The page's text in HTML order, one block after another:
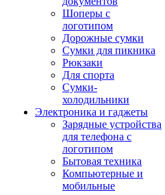
Шоперы с
логотипом
Дорожные сумки
Сумки для пикника
Рюкзаки
Для спорта
Сумки-
холодильники
Электроника и гаджеты
Зарядные устройства
для телефона с
логотипом
Бытовая техника
Компьютерные и
мобильные